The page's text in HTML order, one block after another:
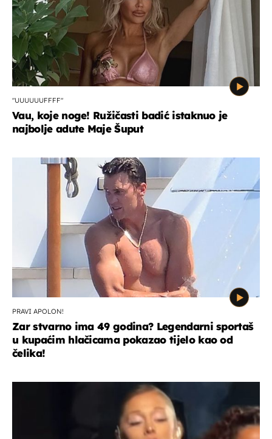
"UUUUUUFFFF"
Vau, koje noge! Ružičasti badić istaknuo je
najbolje adute Maje Šuput
PRAVI APOLON!
Zar stvarno ima 49 godina? Legendarni sportaš
u kupaćim hlačicama pokazao tijelo kao od
čelika!